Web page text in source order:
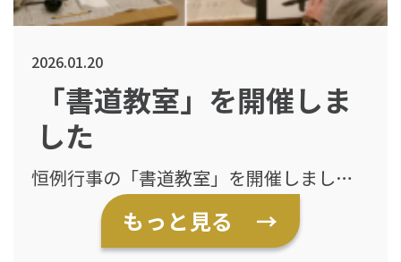
2026.01.20
「書道教室」を開催しま
した
恒例行事の「書道教室」を開催しまし
た。 文字を書く時間を通して、季節を感
じながら心穏やかに過ごしていただけま
もっと見る →